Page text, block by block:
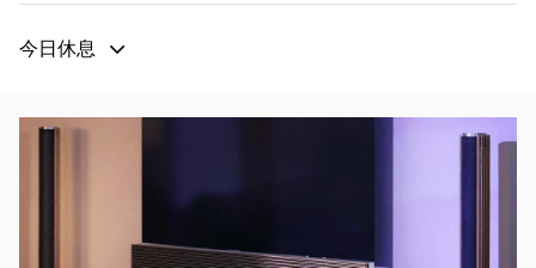
今日休息
活动图片